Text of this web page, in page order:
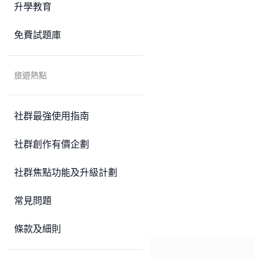
升學教育
免費試題庫
旅遊熱點
社群最強使用指南
社群創作有價企劃
社群焦點功能及升級計劃
常見問題
條款及細則